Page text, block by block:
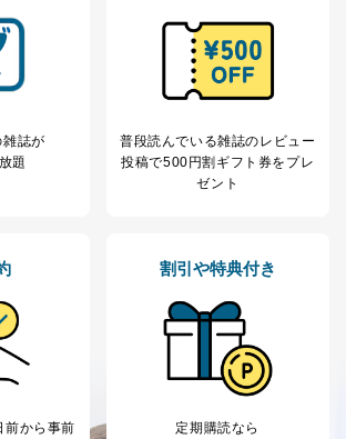
の
ビス
方の
た商品の発売元企業からのｅメー
サービス、キャンペーン等の広告
に関するご案内のため
ウン
当社のサービス利用状況の把握お
お問い合わせ対応、トラブル対
処、オペレーター教育など応対品
目的のうちNo.1～5については保有個人デ
象個人情報）の利用目的であり、下記4.の
求に対応させていただきます。
ついては、パートナー（提携企業）様又は
社様にご請求いただきますようお願い致し
第三者提供について
誌が
題
普段読んでいる雑誌のレビュー
投稿で500円割ギフト券をプレ
ゼント
前から事前
割引や特典付き
定期購読なら